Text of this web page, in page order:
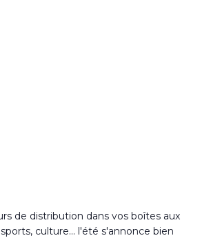
de distribution dans vos boîtes aux
culture... l'été s'annonce bien